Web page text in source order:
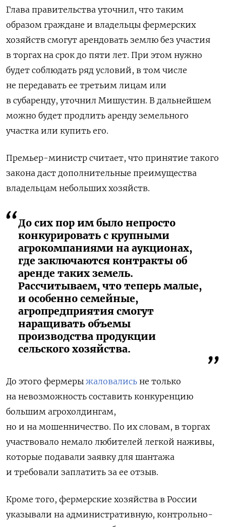
Глава правительства уточнил, что таким
образом граждане и владельцы фермерских
хозяйств смогут арендовать землю без участия
в торгах на срок до пяти лет. При этом нужно
будет соблюдать ряд условий, в том числе
не передавать ее третьим лицам или
в субаренду, уточнил Мишустин. В дальнейшем
можно будет продлить аренду земельного
участка или купить его.
Премьер-министр считает, что принятие такого
закона даст дополнительные преимущества
владельцам небольших хозяйств.
До сих пор им было непросто
конкурировать с крупными
агрокомпаниями на аукционах,
где заключаются контракты об
аренде таких земель.
Рассчитываем, что теперь малые,
и особенно семейные,
агропредприятия смогут
наращивать объемы
производства продукции
сельского хозяйства.
До этого фермеры жаловались не только
на невозможность составить конкуренцию
большим агрохолдингам,
но и на мошенничество. По их словам, в торгах
участвовало немало любителей легкой наживы,
которые подавали заявку для шантажа
и требовали заплатить за ее отзыв.
Кроме того, фермерские хозяйства в России
указывали на административную, контрольно-